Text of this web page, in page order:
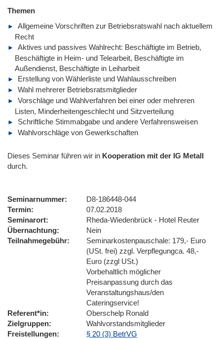
Themen
Allgemeine Vorschriften zur Betriebsratswahl nach aktuellem
Recht
Aktives und passives Wahlrecht: Beschäftigte im Betrieb,
Beschäftigte in Heim- und Telearbeit, Beschäftigte im
Außendienst, Beschäftigte in Leiharbeit
Erstellung von Wählerliste und Wahlausschreiben
Wahl mehrerer Betriebsratsmitglieder
Vorschläge und Wahlverfahren bei einer oder mehreren
Listen, Minderheitengeschlecht und Sitzverteilung
Schriftliche Stimmabgabe und andere Verfahrensweisen
Wahlvorschläge von Gewerkschaften
Dieses Seminar führen wir in Kooperation mit der IG Metall
durch.
Seminarnummer
D8-186448-044
Termin
07.02.2018
Seminarort
Rheda-Wiedenbrück - Hotel Reuter
Übernachtung
Nein
Teilnahmegebühr
Seminarkostenpauschale: 179,- Euro
(USt. frei) zzgl. Verpflegungca. 48,-
Euro (zzgl USt.)
Vorbehaltlich möglicher
Preisanpassung durch das
Veranstaltungshaus/den
Cateringservice!
Referent*in
Oberschelp Ronald
Zielgruppen
Wahlvorstandsmitglieder
Freistellungen
§ 20 (3) BetrVG